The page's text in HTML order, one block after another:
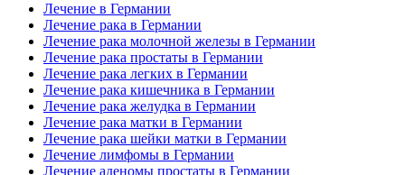
Лечение в Германии
Лечение рака в Германии
Лечение рака молочной железы в Германии
Лечение рака простаты в Германии
Лечение рака легких в Германии
Лечение рака кишечника в Германии
Лечение рака желудка в Германии
Лечение рака матки в Германии
Лечение рака шейки матки в Германии
Лечение лимфомы в Германии
Лечение аденомы простаты в Германии